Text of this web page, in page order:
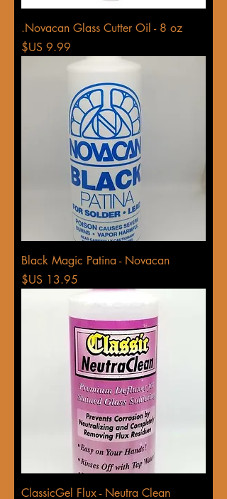
Novacan Glass Cutter Oil - 8 oz.
السعر
Black Magic Patina - Novacan
السعر
ClassicGel Flux - Neutra Clean